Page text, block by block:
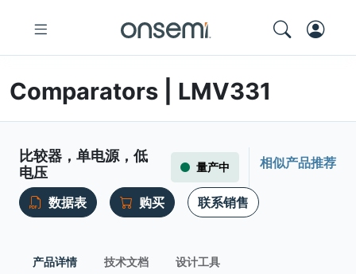
Comparators | LMV331
比较器，单电源，低
电压
量产中 相似产品推荐
数据表 购买 联系销售
产品详情 技术文档 设计工具